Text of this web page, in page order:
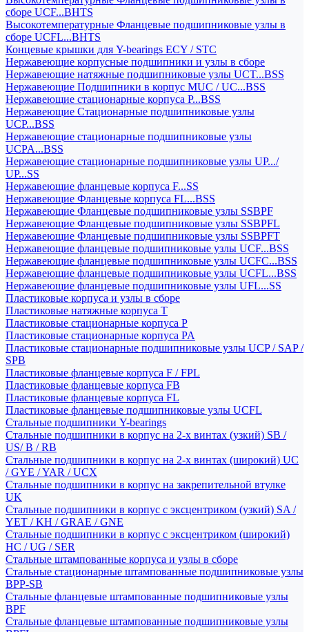
сборе UCF...BHTS
Высокотемпературные Фланцевые подшипниковые узлы в
сборе UCFL...BHTS
Концевые крышки для Y-bearings ECY / STC
Нержавеющие корпусные подшипники и узлы в сборе
Нержавеющие натяжные подшипниковые узлы UCT...BSS
Нержавеющие Подшипники в корпус MUC / UC...BSS
Нержавеющие стационарные корпуса P...BSS
Нержавеющие Стационарные подшипниковые узлы
UCP...BSS
Нержавеющие стационарные подшипниковые узлы
UCPA...BSS
Нержавеющие стационарные подшипниковые узлы UP.../
UP...SS
Нержавеющие фланцевые корпуса F...SS
Нержавеющие Фланцевые корпуса FL...BSS
Нержавеющие Фланцевые подшипниковые узлы SSBPF
Нержавеющие Фланцевые подшипниковые узлы SSBPFL
Нержавеющие Фланцевые подшипниковые узлы SSBPFT
Нержавеющие фланцевые подшипниковые узлы UCF...BSS
Нержавеющие фланцевые подшипниковые узлы UCFC...BSS
Нержавеющие фланцевые подшипниковые узлы UCFL...BSS
Нержавеющие фланцевые подшипниковые узлы UFL...SS
Пластиковые корпуса и узлы в сборе
Пластиковые натяжные корпуса T
Пластиковые стационарные корпуса P
Пластиковые стационарные корпуса PA
Пластиковые стационарные подшипниковые узлы UCP / SAP /
SPB
Пластиковые фланцевые корпуса F / FPL
Пластиковые фланцевые корпуса FB
Пластиковые фланцевые корпуса FL
Пластиковые фланцевые подшипниковые узлы UCFL
Стальные подшипники Y-bearings
Стальные подшипники в корпус на 2-х винтах (узкий) SB /
US/ B / RB
Стальные подшипники в корпус на 2-х винтах (широкий) UC
/ GYE / YAR / UCX
Стальные подшипники в корпус на закрепительной втулке
UK
Стальные подшипники в корпус с эксцентриком (узкий) SA /
YET / KH / GRAE / GNE
Стальные подшипники в корпус с эксцентриком (широкий)
HC / UG / SER
Стальные штампованные корпуса и узлы в сборе
Стальные стационарные штампованные подшипниковые узлы
BPP-SB
Стальные фланцевые штампованные подшипниковые узлы
BPF
Стальные фланцевые штампованные подшипниковые узлы